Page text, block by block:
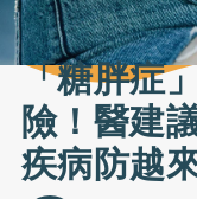
「糖胖症
險！醫建
疾病防越